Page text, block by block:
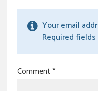
Your email
Required fields
Comment*